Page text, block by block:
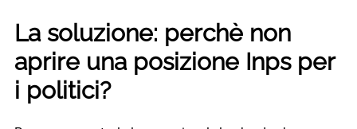
La soluzione: perchè non
aprire una posizione Inps per
i politici?